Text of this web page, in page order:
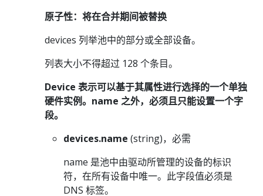
原子性：将在合并期间被替换
devices 列举池中的部分或全部设备。
列表大小不得超过 128 个条目。
Device 表示可以基于其属性进行选择的一个单独
硬件实例。name 之外，必须且只能设置一个字
段。
devices.name (string)，必需
name 是池中由驱动所管理的设备的标识
符，在所有设备中唯一。此字段值必须是
DNS 标签。